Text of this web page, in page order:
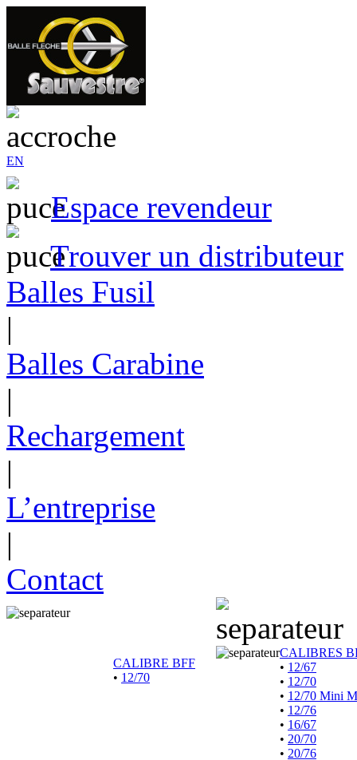
EN
Espace revendeur
Trouver un distributeur
Balles Fusil
|
Balles Carabine
|
Rechargement
|
L’entreprise
|
Contact
CALIBRE BFF
• 12/70
CALIBRES
• 12/67
• 12/70
• 12/70 Mini
• 12/76
• 16/67
• 20/70
• 20/76